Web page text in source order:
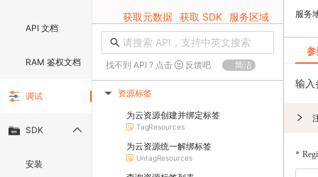
API 文档
RAM 鉴权文档
调试
SDK
安装
获取元数据 获取 SDK 服务区域
找不到 API ? 点击 反馈吧 简洁
▶ 资源标签
为云资源创建并绑定标签
TagResources
为云资源统一解绑标签
UntagResources
服务
输入